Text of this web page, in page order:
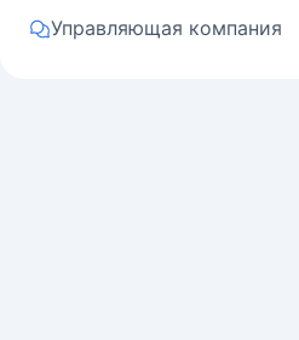
Управляющая компания